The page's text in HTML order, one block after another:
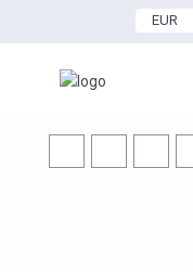
EUR